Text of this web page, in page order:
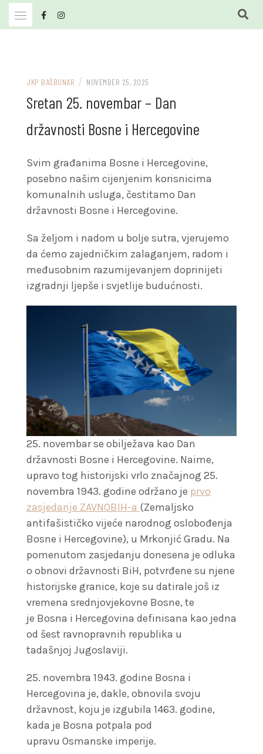
Skip
JKP BAŠBUNAR / NOVEMBER 25, 2025
Sretan 25. novembar – Dan
državnosti Bosne i Hercegovine
Svim građanima Bosne i Hercegovine,
posebno našim cijenjenim korisnicima
komunalnih usluga, čestitamo Dan
državnosti Bosne i Hercegovine.
Sa željom i nadom u bolje sutra, vjerujemo
da ćemo zajedničkim zalaganjem, radom i
međusobnim razumijevanjem doprinijeti
izgradnji ljepše i svjetlije budućnosti.
25. novembar se obilježava kao Dan
državnosti Bosne i Hercegovine. Naime,
upravo tog historijski vrlo značajnog 25.
novembra 1943. godine održano je prvo
zasjedanje ZAVNOBIH-a (Zemaljsko
antifašističko vijeće narodnog oslobođenja
Bosne i Hercegovine), u Mrkonjić Gradu. Na
pomenutom zasjedanju donesena je odluka
o obnovi državnosti BiH, potvrđene su njene
historijske granice, koje su datirale još iz
vremena srednjovjekovne Bosne, te
je Bosna i Hercegovina definisana kao jedna
od šest ravnopravnih republika u
tadašnjoj Jugoslaviji.
25. novembra 1943. godine Bosna i
Hercegovina je, dakle, obnovila svoju
državnost, koju je izgubila 1463. godine,
kada je Bosna potpala pod
upravu Osmanske imperije.